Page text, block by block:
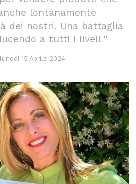
lontanamente
dei nostri. Una battaglia
a tutti i livelli"
lunedì 15 Aprile 2024